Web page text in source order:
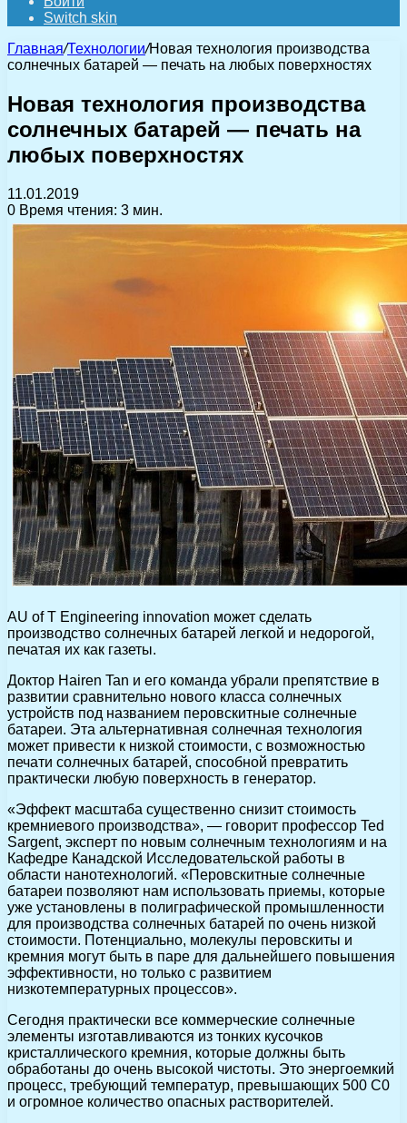
Switch skin
Главная/Технологии/Новая технология производства
солнечных батарей — печать на любых поверхностях
Новая технология производства
солнечных батарей — печать на
любых поверхностях
11.01.2019
0 Время чтения: 3 мин.
AU of T Engineering innovation может сделать
производство солнечных батарей легкой и недорогой,
печатая их как газеты.
Доктор Hairen Tan и его команда убрали препятствие в
развитии сравнительно нового класса солнечных
устройств под названием перовскитные солнечные
батареи. Эта альтернативная солнечная технология
может привести к низкой стоимости, с возможностью
печати солнечных батарей, способной превратить
практически любую поверхность в генератор.
«Эффект масштаба существенно снизит стоимость
кремниевого производства», — говорит профессор Ted
Sargent, эксперт по новым солнечным технологиям и на
Кафедре Канадской Исследовательской работы в
области нанотехнологий. «Перовскитные солнечные
батареи позволяют нам использовать приемы, которые
уже установлены в полиграфической промышленности
для производства солнечных батарей по очень низкой
стоимости. Потенциально, молекулы перовскиты и
кремния могут быть в паре для дальнейшего повышения
эффективности, но только с развитием
низкотемпературных процессов».
Сегодня практически все коммерческие солнечные
элементы изготавливаются из тонких кусочков
кристаллического кремния, которые должны быть
обработаны до очень высокой чистоты. Это энергоемкий
процесс, требующий температур, превышающих 500 С0
и огромное количество опасных растворителей.